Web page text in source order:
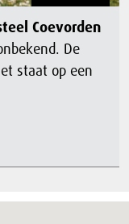
Coevorden
De
staat op een